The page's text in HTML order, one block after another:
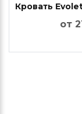
Кровать
от